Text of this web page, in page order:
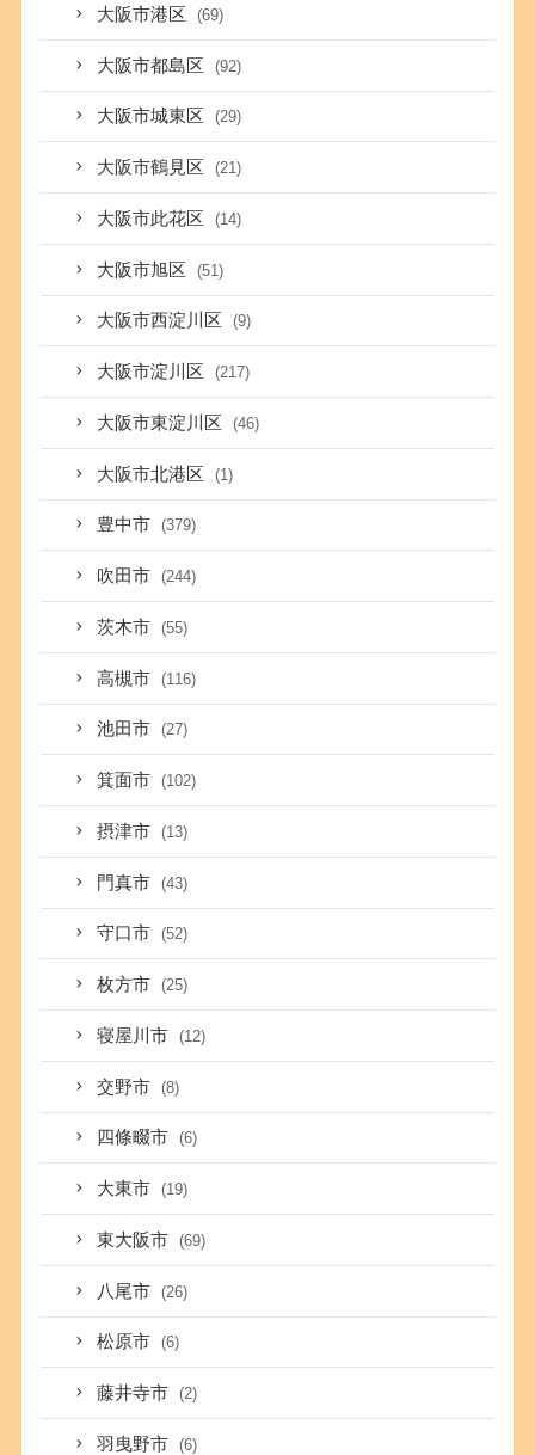
大阪市港区 (69)
大阪市都島区 (92)
大阪市城東区 (29)
大阪市鶴見区 (21)
大阪市此花区 (14)
大阪市旭区 (51)
大阪市西淀川区 (9)
大阪市淀川区 (217)
大阪市東淀川区 (46)
大阪市北港区 (1)
豊中市 (379)
吹田市 (244)
茨木市 (55)
高槻市 (116)
池田市 (27)
箕面市 (102)
摂津市 (13)
門真市 (43)
守口市 (52)
枚方市 (25)
寝屋川市 (12)
交野市 (8)
四條畷市 (6)
大東市 (19)
東大阪市 (69)
八尾市 (26)
松原市 (6)
藤井寺市 (2)
羽曳野市 (6)